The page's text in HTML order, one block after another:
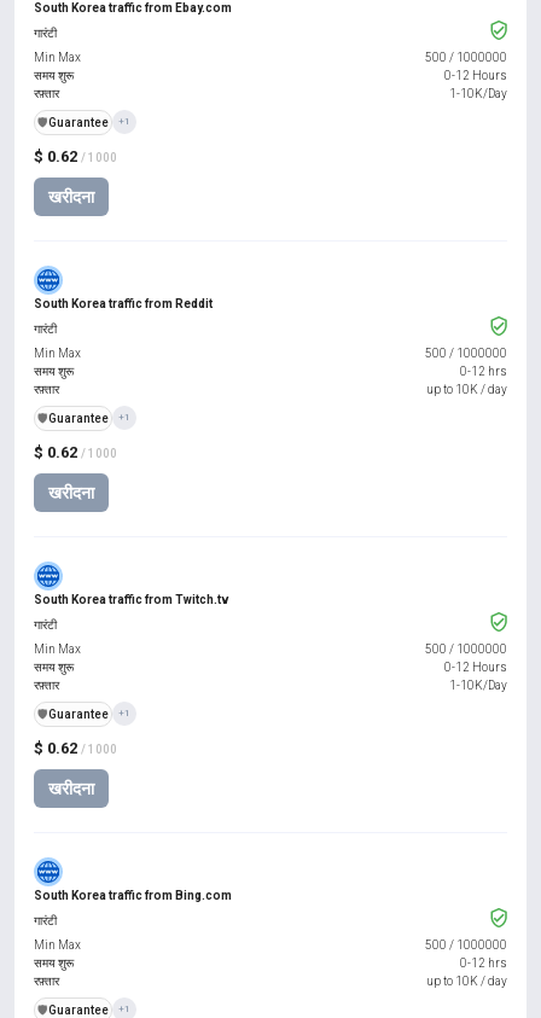
South Korea traffic from Ebay.com
$ 0.62 / 1000
खरीदना
गारंटी
Min Max
500 / 1000000
समय शुरू
0-12 Hours
रफ़्तार
1-10K/Day
️🛡️Guarantee +1
South Korea traffic from Reddit
$ 0.62 / 1000
खरीदना
गारंटी
Min Max
500 / 1000000
समय शुरू
0-12 hrs
रफ़्तार
up to 10K / day
️🛡️Guarantee +1
South Korea traffic from Twitch.tv
$ 0.62 / 1000
खरीदना
गारंटी
Min Max
500 / 1000000
समय शुरू
0-12 Hours
रफ़्तार
1-10K/Day
️🛡️Guarantee +1
South Korea traffic from Bing.com
गारंटी
Min Max
500 / 1000000
समय शुरू
0-12 hrs
रफ़्तार
up to 10K / day
️🛡️Guarantee +1